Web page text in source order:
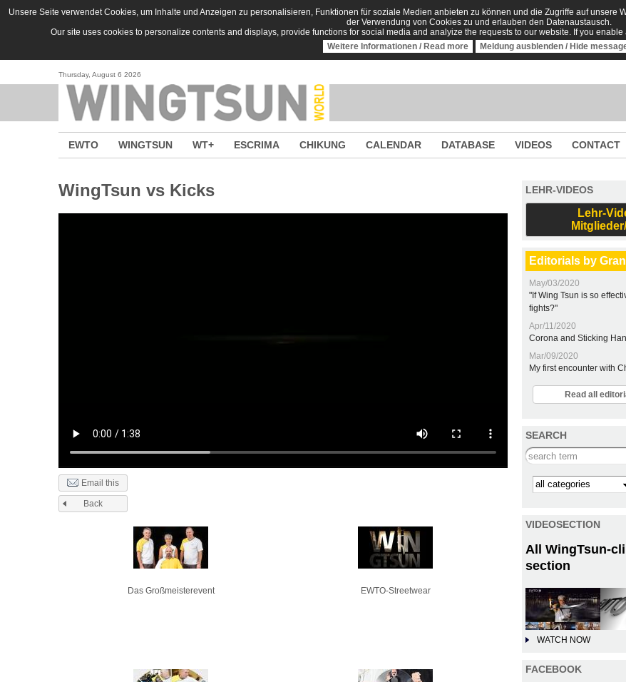
Skip to main content
Unsere Seite verwendet Cookies, um Inhalte und Anzeigen zu personalisieren, Funktionen für soziale Medien anbieten zu können und die Zugriffe auf unsere
der Verwendung von Cookies zu und erlauben den Datenaustausch.
Our site uses cookies to personalize contents and displays, provide functions for social media and analyize the requests to our website. If you
Weitere Informationen / Read more
Meldung ausblenden / Hide
Thursday, August 6 2026
EWTO WINGTSUN WT+ ESCRIMA CHIKUNG CALENDAR DATABASE VIDEOS CONTACT
WingTsun vs Kicks
Email this
Back
Das Großmeisterevent EWTO-Streetwear
LEHR-VIDEOS
Lehr-
Editorials by
May/03/2020
"If Wing Tsun is so
fights?"
Apr/11/2020
Corona and Sticking
Mar/09/2020
My first encounter with
Read all
SEARCH
Search this site
Kategorie
VIDEOSECTION
All WingTsun-
section
WATCH NOW
FACEBOOK